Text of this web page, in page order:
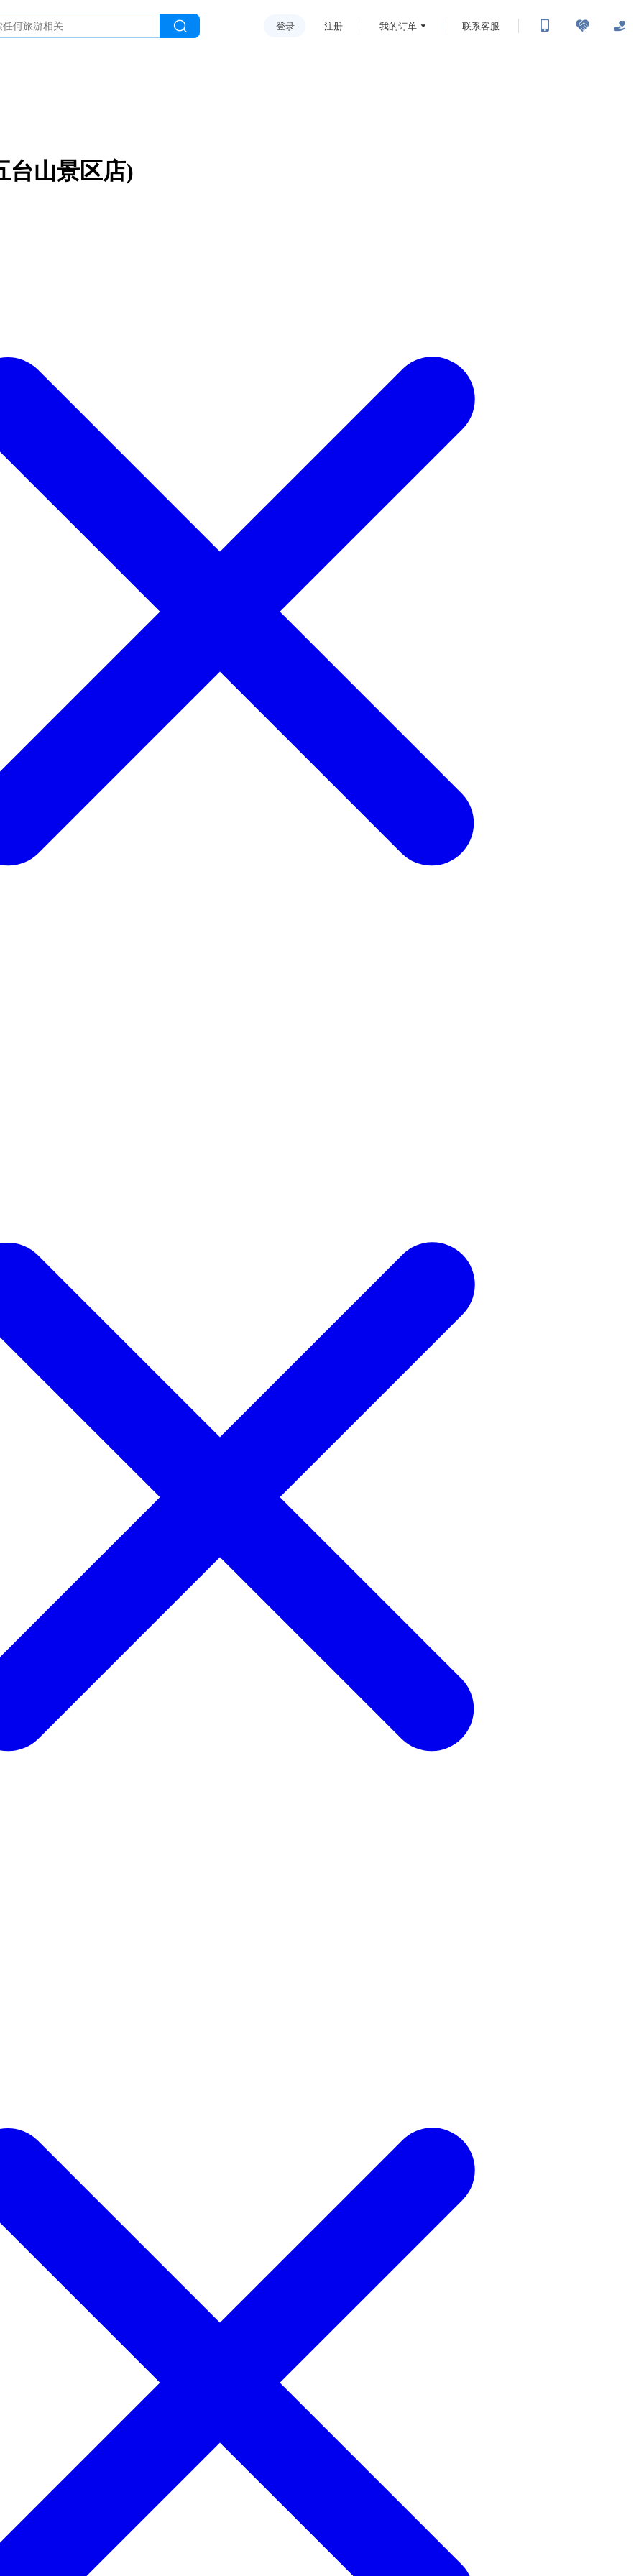
登录 注册 我的订单 联系客服
台山景区店)